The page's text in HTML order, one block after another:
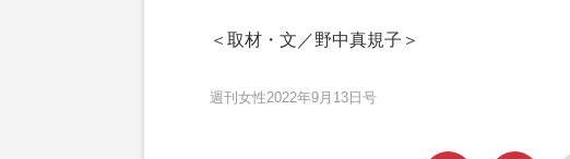
＜取材・文／野中真規子＞
週刊女性2022年9月13日号